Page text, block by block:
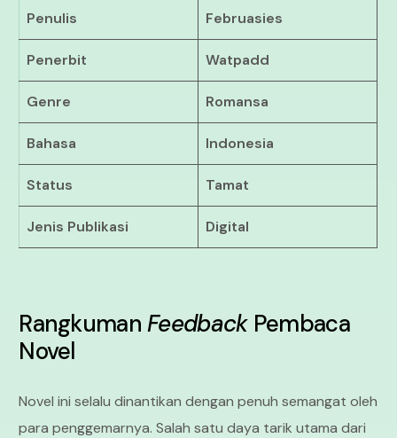
Penulis Februasies
Penerbit Watpadd
Genre Romansa
Bahasa Indonesia
Status Tamat
Jenis Publikasi Digital
RangkumanFeedback Pembaca
Novel
Novel ini selalu dinantikan dengan penuh semangat oleh
para penggemarnya. Salah satu daya tarik utama dari